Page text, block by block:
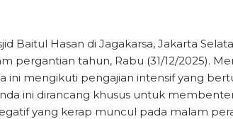
Baitul Hasan di Jagakarsa, Jakarta
pergantian tahun, Rabu (31/12/2025).
ini mengikuti pengajian intensif yang
ini dirancang khusus untuk
yang kerap muncul pada malam